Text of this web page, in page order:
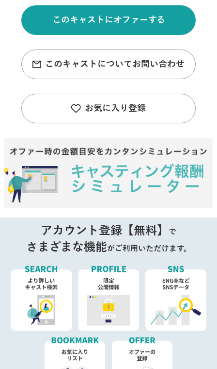
このキャストにオファーする
このキャストについてお問い合わせ
お気に入り登録
アカウント登録【無料】 で
さまざまな機能がご利用いただけます。